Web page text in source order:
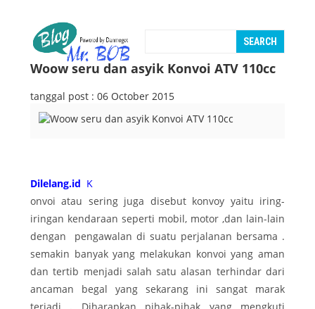
Woow seru dan asyik Konvoi ATV 110cc
tanggal post : 06 October 2015
Dilelang.id K
onvoi atau sering juga disebut konvoy yaitu iring-
iringan kendaraan seperti mobil, motor ,dan lain-lain
dengan pengawalan di suatu perjalanan bersama .
semakin banyak yang melakukan konvoi yang aman
dan tertib menjadi salah satu alasan terhindar dari
ancaman begal yang sekarang ini sangat marak